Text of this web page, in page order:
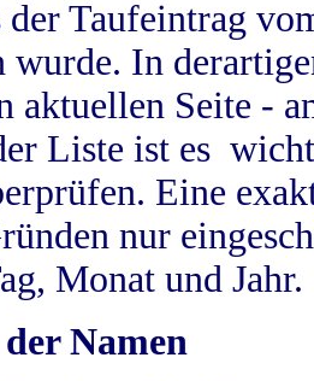
der Taufeintrag
wurde. In
aktuellen Seite -
Liste ist es
Eine
nur
Monat und Jahr.
Namen